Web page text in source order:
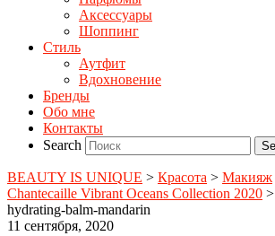
Аксессуары
Шоппинг
Стиль
Аутфит
Вдохновение
Бренды
Обо мне
Контакты
Search
BEAUTY IS UNIQUE > Красота > Макияж
Chantecaille Vibrant Oceans Collection 2020 >
hydrating-balm-mandarin
11 сентября, 2020